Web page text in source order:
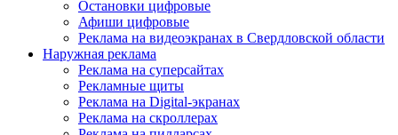
Остановки цифровые
Афиши цифровые
Реклама на видеоэкранах в Свердловской области
Наружная реклама
Реклама на суперсайтах
Рекламные щиты
Реклама на Digital-экранах
Реклама на скроллерах